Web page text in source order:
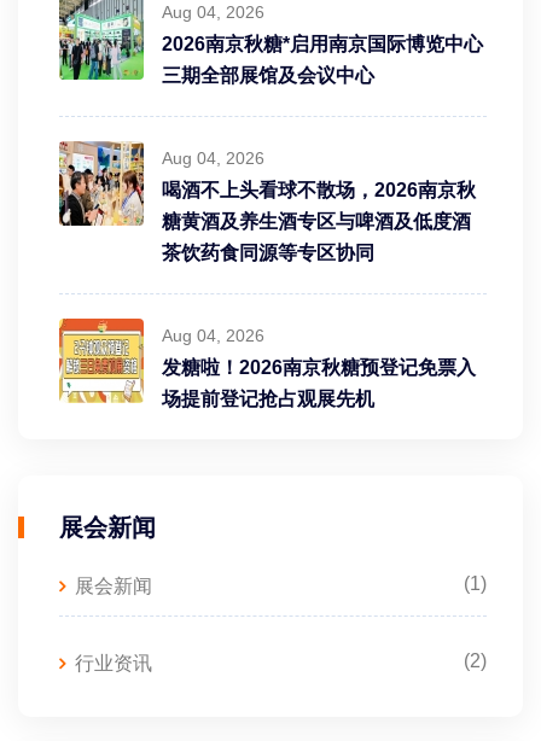
Aug 04, 2026
2026南京秋糖*启用南京国际博览中心
三期全部展馆及会议中心
Aug 04, 2026
喝酒不上头看球不散场，2026南京秋
糖黄酒及养生酒专区与啤酒及低度酒
茶饮药食同源等专区协同
Aug 04, 2026
发糖啦！2026南京秋糖预登记免票入
场提前登记抢占观展先机
展会新闻
展会新闻 (1)
行业资讯 (2)